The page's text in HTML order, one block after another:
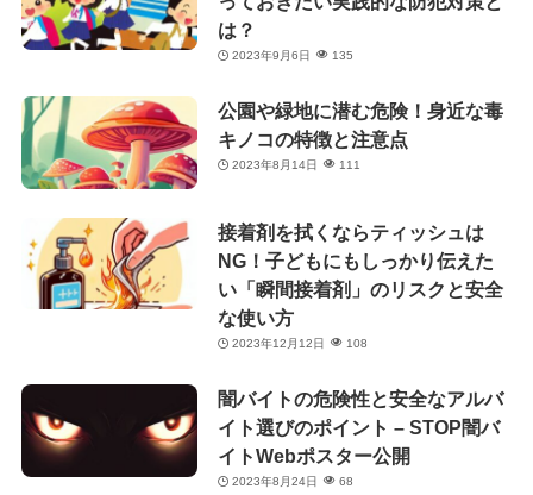
は？
2023年9月6日 135
公園や緑地に潜む危険！身近な毒
キノコの特徴と注意点
2023年8月14日 111
接着剤を拭くならティッシュは
NG！子どもにもしっかり伝えた
い「瞬間接着剤」のリスクと安全
な使い方
2023年12月12日 108
闇バイトの危険性と安全なアルバ
イト選びのポイント – STOP闇バ
イトWebポスター公開
2023年8月24日 68